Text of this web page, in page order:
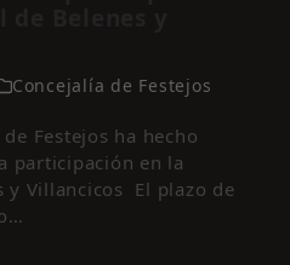
Concejalía de Festejos
Festejos ha hecho
participación en la
y Villancicos El plazo de